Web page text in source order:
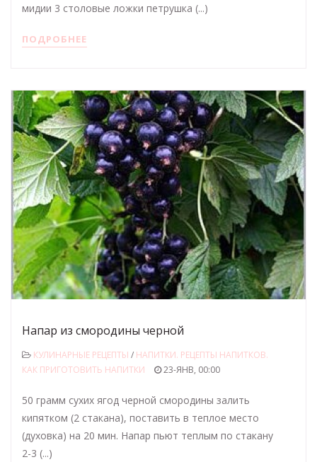
мидии 3 столовые ложки петрушка (...)
ПОДРОБНЕЕ
Напар из смородины черной
КУЛИНАРНЫЕ РЕЦЕПТЫ / НАПИТКИ. РЕЦЕПТЫ НАПИТКОВ.
КАК ПРИГОТОВИТЬ НАПИТКИ
23-ЯНВ, 00:00
50 грамм сухих ягод черной смородины залить
кипятком (2 стакана), поставить в теплое место
(духовка) на 20 мин. Напар пьют теплым по стакану
2-3 (...)